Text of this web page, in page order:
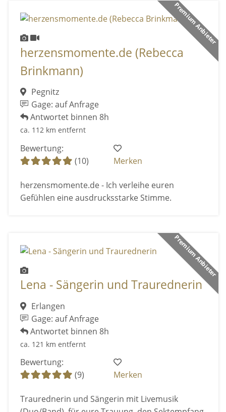
Premium Anbieter
herzensmomente.de (Rebecca
Brinkmann)
Pegnitz
Gage: auf Anfrage
Antwortet binnen 8h
ca. 112 km entfernt
Bewertung:
(10)
Merken
herzensmomente.de - Ich verleihe euren
Gefühlen eine ausdrucksstarke Stimme.
Premium Anbieter
Lena - Sängerin und Traurednerin
Erlangen
Gage: auf Anfrage
Antwortet binnen 8h
ca. 121 km entfernt
Bewertung:
(9)
Merken
Traurednerin und Sängerin mit Livemusik